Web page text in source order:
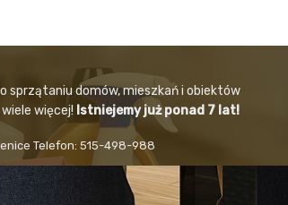
domów, mieszkań i obiektów
więcej! Istniejemy już ponad 7 lat!
Telefon: 515-498-988